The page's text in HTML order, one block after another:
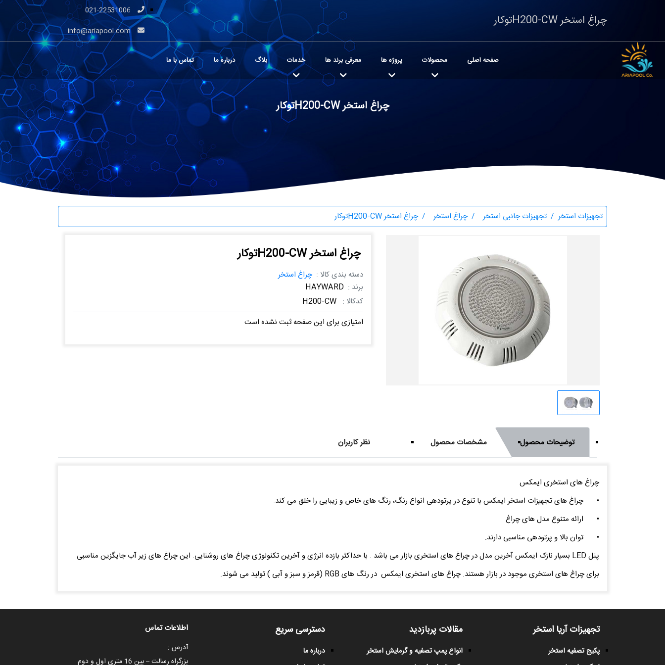
چراغ استخر H200-CWتوکار
info@ariapool.com
صفحه اصلی محصولات پروژه ها معرفی برند ها خدمات بلاگ درباره ما تماس با ما
چراغ استخر H200-CWتوکار
تجهیزات استخر تجهیزات جانبی استخر چراغ استخر چراغ استخر H200-CWتوکار
چراغ استخر H200-CWتوکار
دسته بندی کالا : چراغ استخر
برند : HAYWARD
کدکالا : H200-CW
امتیازی برای این صفحه ثبت نشده است
توضیحات محصول مشخصات محصول نظر کاربران
چراغ های استخری ایمکس
•
چراغ های تجهیزات استخر ایمکس با تنوع در پرتودهی انواع رنگ، رنگ های خاص و زیبایی را خلق می کند.
•
ارائه متنوع مدل های چراغ
•
توان بالا و پرتودهی مناسبی دارند.
پنل LED بسیار نازک ایمکس آخرین مدل در چراغ های استخری بازار می باشد . با حداکثر بازده انرژی و آخرین تکنولوژی چراغ های روشنایی. این چراغ های زیر آب جایگزین مناسبی
برای چراغ های استخری موجود در بازار هستند. چراغ های استخری ایمکس در رنگ های RGB (قرمز و سبز و آبی ) تولید می شوند.
تجهیزات آریا استخر
پکیج تصفیه استخر
مقالات پربازدید
انواع پمپ تصفیه و گرمایش استخر
دسترسی سریع
درباره ما
اطلاعات تماس
آدرس :
بزرگراه رسالت – بین 16 متری اول و دوم